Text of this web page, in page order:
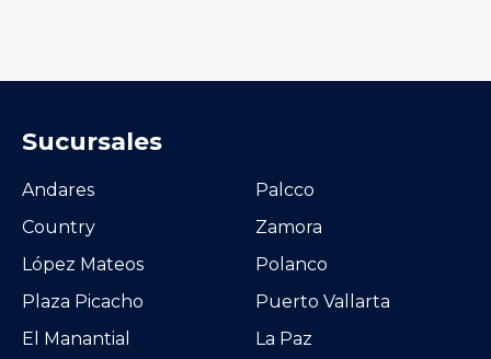
Sucursales
Andares
Country
López Mateos
Plaza Picacho
El Manantial
Palcco
Zamora
Polanco
Puerto Vallarta
La Paz